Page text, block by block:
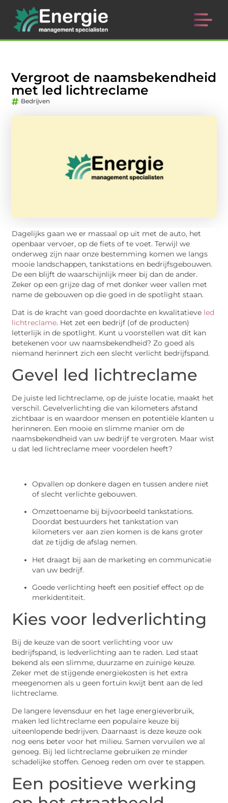
Vergroot de naamsbekendheid
met led lichtreclame
Bedrijven
Dagelijks gaan we er massaal op uit met de auto, het
openbaar vervoer, op de fiets of te voet. Terwijl we
onderweg zijn naar onze bestemming komen we langs
mooie landschappen, tankstations en bedrijfsgebouwen.
De een blijft de waarschijnlijk meer bij dan de ander.
Zeker op een grijze dag of met donker weer vallen met
name de gebouwen op die goed in de spotlight staan.
Dat is de kracht van goed doordachte en kwalitatieve led
lichtreclame. Het zet een bedrijf (of de producten)
letterlijk in de spotlight. Kunt u voorstellen wat dit kan
betekenen voor uw naamsbekendheid? Zo goed als
niemand herinnert zich een slecht verlicht bedrijfspand.
Gevel led lichtreclame
De juiste led lichtreclame, op de juiste locatie, maakt het
verschil. Gevelverlichting die van kilometers afstand
zichtbaar is en waardoor mensen en potentiële klanten u
herinneren. Een mooie en slimme manier om de
naamsbekendheid van uw bedrijf te vergroten. Maar wist
u dat led lichtreclame meer voordelen heeft?
Opvallen op donkere dagen en tussen andere niet
of slecht verlichte gebouwen.
Omzettoename bij bijvoorbeeld tankstations.
Doordat bestuurders het tankstation van
kilometers ver aan zien komen is de kans groter
dat ze tijdig de afslag nemen.
Het draagt bij aan de marketing en communicatie
van uw bedrijf.
Goede verlichting heeft een positief effect op de
merkidentiteit.
Kies voor ledverlichting
Bij de keuze van de soort verlichting voor uw
bedrijfspand, is ledverlichting aan te raden. Led staat
bekend als een slimme, duurzame en zuinige keuze.
Zeker met de stijgende energiekosten is het extra
meegenomen als u geen fortuin kwijt bent aan de led
lichtreclame.
De langere levensduur en het lage energieverbruik,
maken led lichtreclame een populaire keuze bij
uiteenlopende bedrijven. Daarnaast is deze keuze ook
nog eens beter voor het milieu. Samen vervuilen we al
genoeg. Bij led lichtreclame gebruiken ze minder
schadelijke stoffen. Genoeg reden om over te stappen.
Een positieve werking